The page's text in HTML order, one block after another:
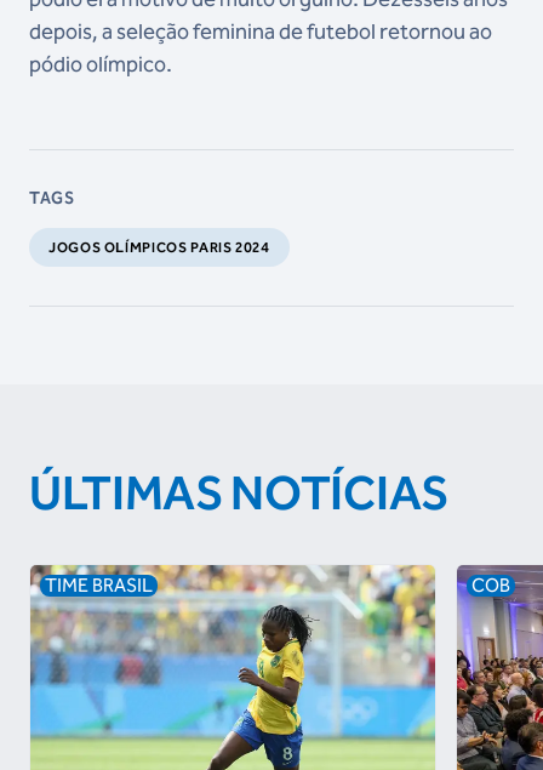
depois, a seleção feminina de futebol retornou ao
pódio olímpico.
TAGS
JOGOS OLÍMPICOS PARIS 2024
ÚLTIMAS NOTÍCIAS
TIME BRASIL COB